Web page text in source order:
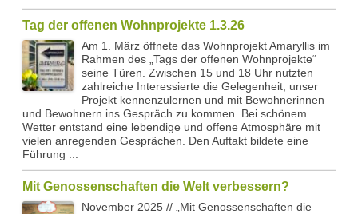
Tag der offenen Wohnprojekte 1.3.26
Am 1. März öffnete das Wohnprojekt Amaryllis im
Rahmen des „Tags der offenen Wohnprojekte“
seine Türen. Zwischen 15 und 18 Uhr nutzten
zahlreiche Interessierte die Gelegenheit, unser
Projekt kennenzulernen und mit Bewohnerinnen
und Bewohnern ins Gespräch zu kommen. Bei schönem
Wetter entstand eine lebendige und offene Atmosphäre mit
vielen anregenden Gesprächen. Den Auftakt bildete eine
Führung ...
Mit Genossenschaften die Welt verbessern?
November 2025 // „Mit Genossenschaften die